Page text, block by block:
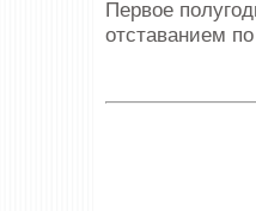
Первое
отставанием